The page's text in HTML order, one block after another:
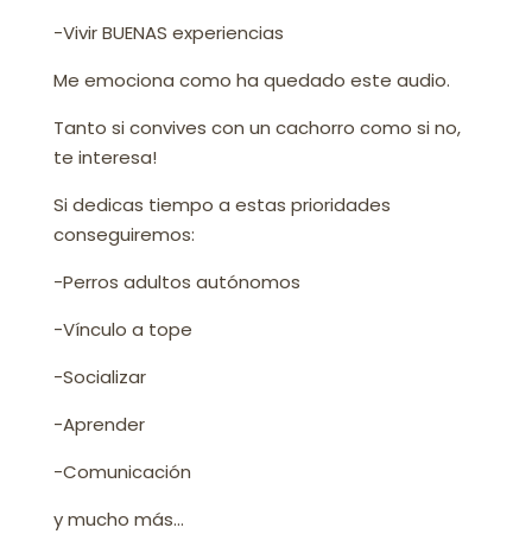
-Vivir BUENAS experiencias
Me emociona como ha quedado este audio.
Tanto si convives con un cachorro como si no,
te interesa!
Si dedicas tiempo a estas prioridades
conseguiremos:
-Perros adultos autónomos
-Vínculo a tope
-Socializar
-Aprender
-Comunicación
y mucho más…